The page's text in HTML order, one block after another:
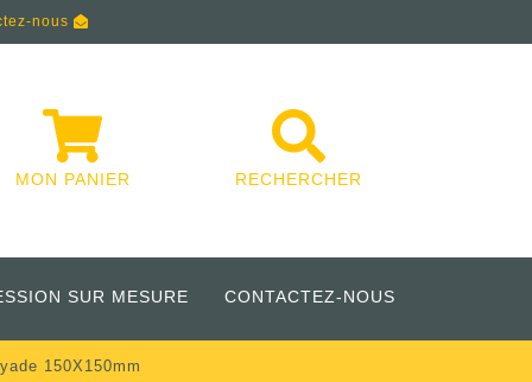
nous
MON PANIER RECHERCHER
SUR MESURE CONTACTEZ-NOUS
150X150mm